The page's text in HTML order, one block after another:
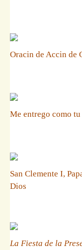
Oracin de Accin de
Me entrego como tu
San Clemente I,
Dios
La Fiesta de la